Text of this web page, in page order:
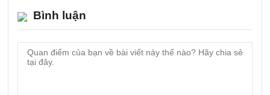
Bình luận